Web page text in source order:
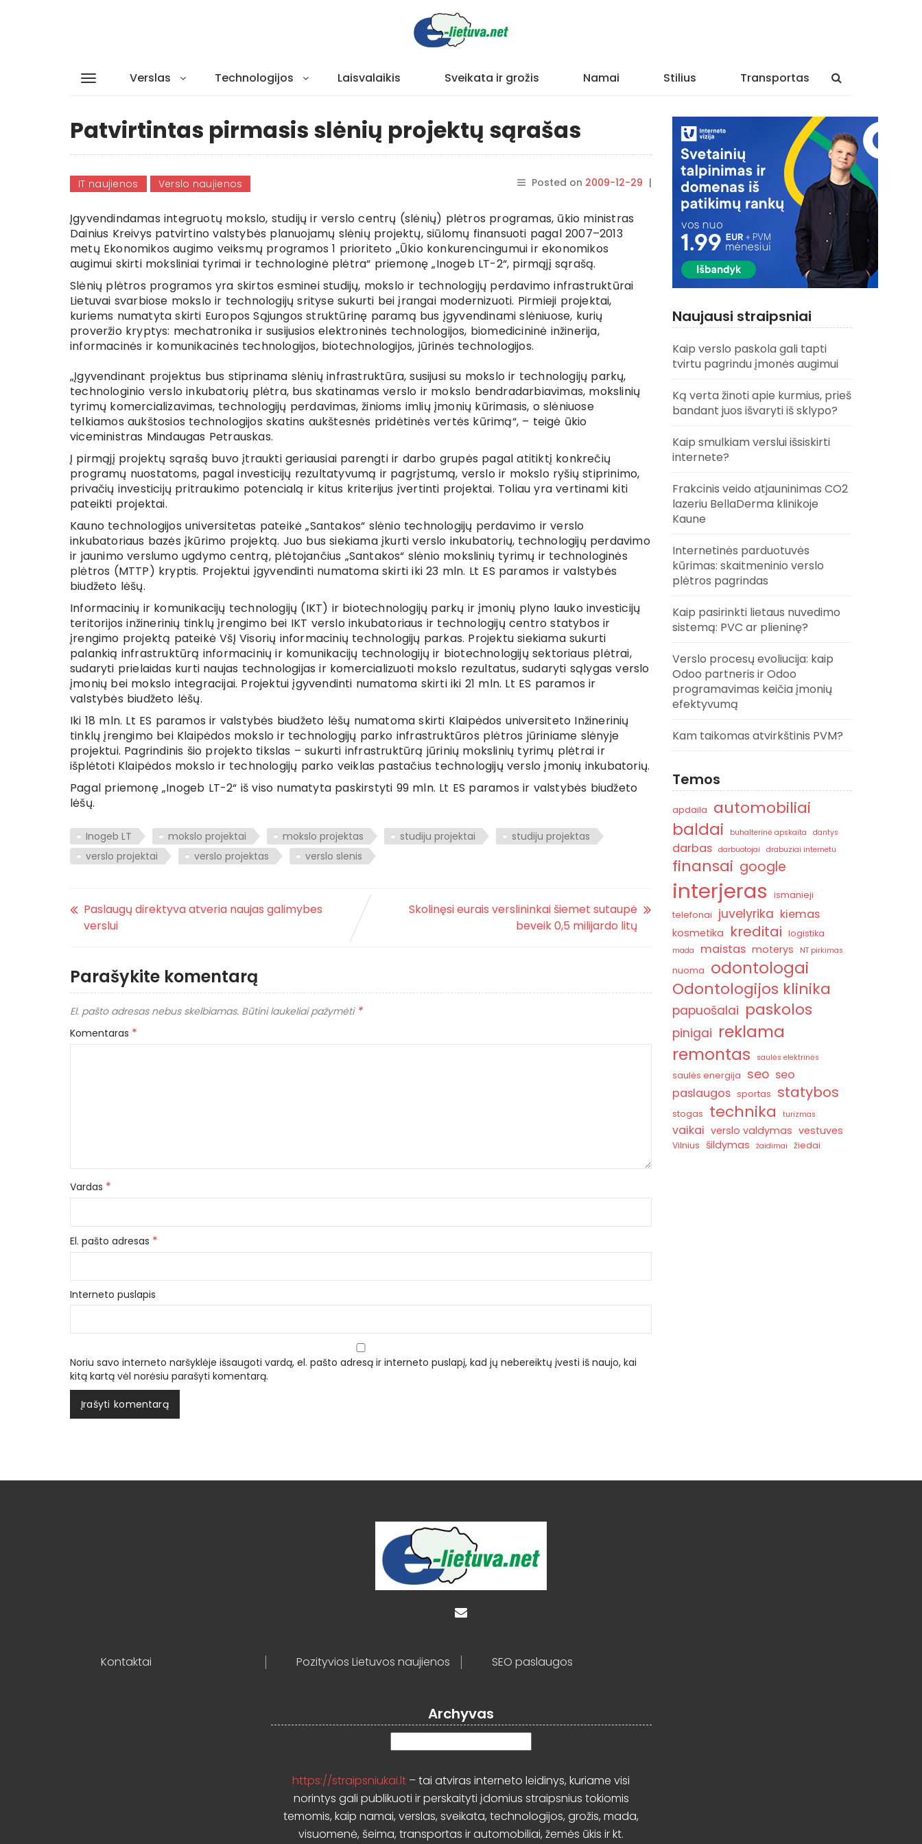
Verslas Technologijos Laisvalaikis Sveikata ir grožis Namai Stilius Transportas
Patvirtintas pirmasis slėnių projektų sąrašas
IT naujienos Verslo naujienos Posted on 2009-12-29 |
rasytojas
Įgyvendindamas integruotų mokslo, studijų ir verslo centrų (slėnių) plėtros programas, ūkio ministras
Dainius Kreivys patvirtino valstybės planuojamų slėnių projektų, siūlomų finansuoti pagal 2007–2013
metų Ekonomikos augimo veiksmų programos 1 prioriteto „Ūkio konkurencingumui ir ekonomikos
augimui skirti moksliniai tyrimai ir technologinė plėtra“ priemonę „Inogeb LT-2“, pirmąjį sąrašą.
Slėnių plėtros programos yra skirtos esminei studijų, mokslo ir technologijų perdavimo infrastruktūrai
Lietuvai svarbiose mokslo ir technologijų srityse sukurti bei įrangai modernizuoti. Pirmieji projektai,
kuriems numatyta skirti Europos Sąjungos struktūrinę paramą bus įgyvendinami slėniuose, kurių
proveržio kryptys: mechatronika ir susijusios elektroninės technologijos, biomedicininė inžinerija,
informacinės ir komunikacinės technologijos, biotechnologijos, jūrinės technologijos.
„Įgyvendinant projektus bus stiprinama slėnių infrastruktūra, susijusi su mokslo ir technologijų parkų,
technologinio verslo inkubatorių plėtra, bus skatinamas verslo ir mokslo bendradarbiavimas, mokslinių
tyrimų komercializavimas, technologijų perdavimas, žinioms imlių įmonių kūrimasis, o slėniuose
telkiamos aukštosios technologijos skatins aukštesnės pridėtinės vertės kūrimą“, – teigė ūkio
viceministras Mindaugas Petrauskas.
Į pirmąjį projektų sąrašą buvo įtraukti geriausiai parengti ir darbo grupės pagal atitiktį konkrečių
programų nuostatoms, pagal investicijų rezultatyvumą ir pagrįstumą, verslo ir mokslo ryšių stiprinimo,
privačių investicijų pritraukimo potencialą ir kitus kriterijus įvertinti projektai. Toliau yra vertinami kiti
pateikti projektai.
Kauno technologijos universitetas pateikė „Santakos“ slėnio technologijų perdavimo ir verslo
inkubatoriaus bazės įkūrimo projektą. Juo bus siekiama įkurti verslo inkubatorių, technologijų perdavimo
ir jaunimo verslumo ugdymo centrą, plėtojančius „Santakos“ slėnio mokslinių tyrimų ir technologinės
plėtros (MTTP) kryptis. Projektui įgyvendinti numatoma skirti iki 23 mln. Lt ES paramos ir valstybės
biudžeto lėšų.
Informacinių ir komunikacijų technologijų (IKT) ir biotechnologijų parkų ir įmonių plyno lauko investicijų
teritorijos inžinerinių tinklų įrengimo bei IKT verslo inkubatoriaus ir technologijų centro statybos ir
įrengimo projektą pateikė VšĮ Visorių informacinių technologijų parkas. Projektu siekiama sukurti
palankią infrastruktūrą informacinių ir komunikacijų technologijų ir biotechnologijų sektoriaus plėtrai,
sudaryti prielaidas kurti naujas technologijas ir komercializuoti mokslo rezultatus, sudaryti sąlygas verslo
įmonių bei mokslo integracijai. Projektui įgyvendinti numatoma skirti iki 21 mln. Lt ES paramos ir
valstybės biudžeto lėšų.
Iki 18 mln. Lt ES paramos ir valstybės biudžeto lėšų numatoma skirti Klaipėdos universiteto Inžinerinių
tinklų įrengimo bei Klaipėdos mokslo ir technologijų parko infrastruktūros plėtros jūriniame slėnyje
projektui. Pagrindinis šio projekto tikslas – sukurti infrastruktūrą jūrinių mokslinių tyrimų plėtrai ir
išplėtoti Klaipėdos mokslo ir technologijų parko veiklas pastačius technologijų verslo įmonių inkubatorių.
Pagal priemonę „Inogeb LT-2“ iš viso numatyta paskirstyti 99 mln. Lt ES paramos ir valstybės biudžeto
lėšų.
Inogeb LT mokslo projektai mokslo projektas studiju projektai
studiju projektas
verslo projektai
verslo projektas verslo slenis
Paslaugų direktyva atveria naujas galimybes
verslui
Skolinęsi eurais verslininkai šiemet sutaupė
beveik 0,5 milijardo litų
Parašykite komentarą
El. pašto adresas nebus skelbiamas. Būtini laukeliai pažymėti *
Komentaras *
Vardas *
El. pašto adresas *
Interneto puslapis
Noriu savo interneto naršyklėje išsaugoti vardą, el. pašto adresą ir interneto puslapį, kad jų nebereiktų įvesti iš naujo, kai
kitą kartą vėl norėsiu parašyti komentarą.
Naujausi straipsniai
Kaip verslo paskola gali tapti
tvirtu pagrindu įmonės augimui
Ką verta žinoti apie kurmius, prieš
bandant juos išvaryti iš sklypo?
Kaip smulkiam verslui išsiskirti
internete?
Frakcinis veido atjauninimas CO2
lazeriu BellaDerma klinikoje
Kaune
Internetinės parduotuvės
kūrimas: skaitmeninio verslo
plėtros pagrindas
Kaip pasirinkti lietaus nuvedimo
sistemą: PVC ar plieninę?
Verslo procesų evoliucija: kaip
Odoo partneris ir Odoo
programavimas keičia įmonių
efektyvumą
Kam taikomas atvirkštinis PVM?
Temos
apdaila automobiliai
baldai buhalterinė apskaita dantys
darbas darbuotojai drabuziai internetu
finansai google
interjeras
ismanieji
telefonai
juvelyrika kiemas
kosmetika kreditai logistika
mada maistas moterys NT pirkimas
nuoma odontologai
Odontologijos klinika
papuošalai paskolos
pinigai reklama
remontas
saulės elektrinės
saulės energija seo seo
paslaugos sportas statybos
stogas technika turizmas
vaikai verslo valdymas vestuves
Vilnius šildymas žaidimai žiedai
Kontaktai Pozityvios Lietuvos naujienos SEO paslaugos
Archyvas
https://straipsniukai.lt – tai atviras interneto leidinys, kuriame visi
norintys gali publikuoti ir perskaityti įdomius straipsnius tokiomis
temomis, kaip namai, verslas, sveikata, technologijos, grožis, mada,
visuomenė, šeima, transportas ir automobiliai, žemės ūkis ir kt.